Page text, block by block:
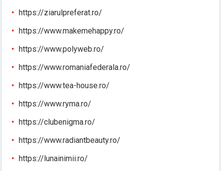
https://ziarulpreferat.ro/
https://www.makemehappy.ro/
https://www.polyweb.ro/
https://www.romaniafederala.ro/
https://www.tea-house.ro/
https://www.ryma.ro/
https://clubenigma.ro/
https://www.radiantbeauty.ro/
https://lunainimii.ro/